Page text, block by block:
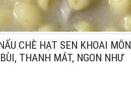
CHÈ HẠT SEN KHOAI MÔN
THANH MÁT, NGON NHƯ